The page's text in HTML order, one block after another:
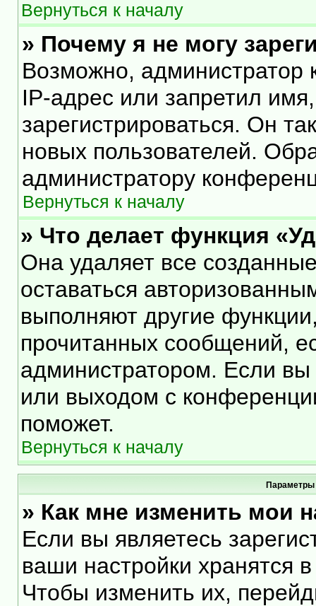
Вернуться к началу
» Почему я не могу
Возможно, администратор
IP-адрес или запретил
зарегистрироваться. Он
новых пользователей.
администратору
Вернуться к началу
» Что делает функция
Она удаляет все
оставаться
выполняют другие
прочитанных сообщений,
администратором. Если
или выходом с
поможет.
Вернуться к началу
Параметры
» Как мне изменить мои
Если вы являетесь
ваши настройки хранятся
Чтобы изменить их,